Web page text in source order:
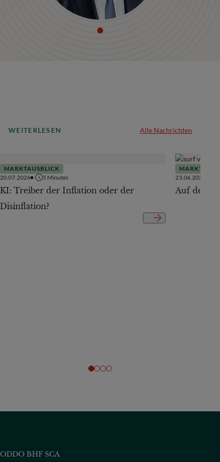
WEITERLESEN Alle Nachrichten
MARKTAUSBLICK
20.07.2026
5 Minutes
KI: Treiber der Inflation oder der
Disinflation?
23.06.2026
Auf der
ODDO BHF SCA